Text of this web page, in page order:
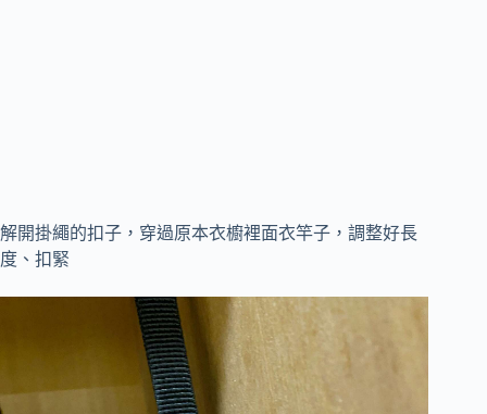
解開掛繩的扣子，穿過原本衣櫥裡面衣竿子，調整好長
度、扣緊